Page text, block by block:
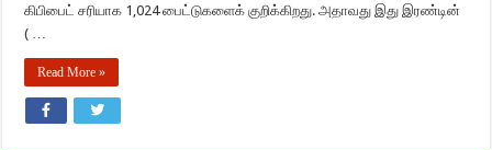
கிபிபைட் சரியாக 1,024 பைட்டுகளைக் குறிக்கிறது. அதாவது இது இரண்டின்
( …
Read More »